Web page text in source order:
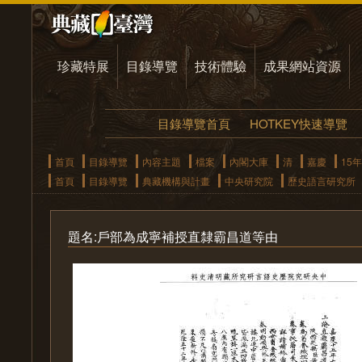
珍藏特展 目錄導覽 技術體驗 成果網站資源
目錄導覽首頁 HOTKEY快速導覽
首頁 目錄導覽 內容主題 檔案 內閣大庫 清 嘉慶
15年
首頁
目錄導覽 典藏機構與計畫 中央研究院 歷史語言研究所
題名:戶部為成寧補授直隸霸昌道等由